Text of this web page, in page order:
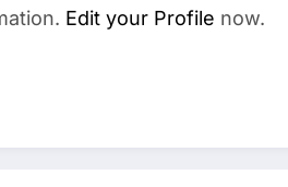
Edit your Profile now.